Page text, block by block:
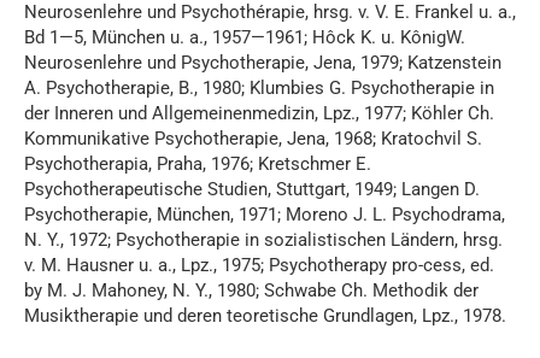
Neurosenlehre und Psychothérapie, hrsg. v. V. E. Frankel u. a.,
Bd 1—5, München u. a., 1957—1961; Hôck K. u. KônigW.
Neurosenlehre und Psychotherapie, Jena, 1979; Katzenstein
A. Psychotherapie, B., 1980; Klumbies G. Psychotherapie in
der Inneren und Allgemeinenmedizin, Lpz., 1977; Köhler Ch.
Kommunikative Psychotherapie, Jena, 1968; Kratochvil S.
Psychotherapia, Praha, 1976; Kretschmer E.
Psychotherapeutische Studien, Stuttgart, 1949; Langen D.
Psychotherapie, München, 1971; Moreno J. L. Psychodrama,
N. Y., 1972; Psychotherapie in sozialistischen Ländern, hrsg.
v. M. Hausner u. a., Lpz., 1975; Psychotherapy pro-cess, ed.
by M. J. Mahoney, N. Y., 1980; Schwabe Ch. Methodik der
Musiktherapie und deren teoretische Grundlagen, Lpz., 1978.